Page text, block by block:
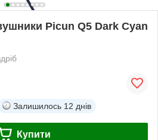
Picun Q5 Dark Cyan
Залишилось 12 днів
Купити